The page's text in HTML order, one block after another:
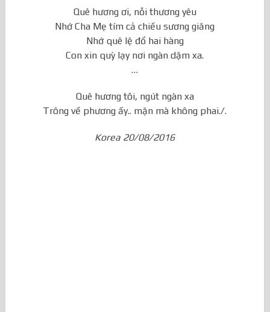
Quê hương ơi, nỗi thương yêu
Nhớ Cha Mẹ tím cả chiều sương giăng
Nhớ quê lệ đổ hai hàng
Con xin quỳ lạy nơi ngàn dặm xa.
…
Quê hương tôi, ngút ngàn xa
Trông về phương ấy.. mặn mà không phai./.
Korea 20/08/2016